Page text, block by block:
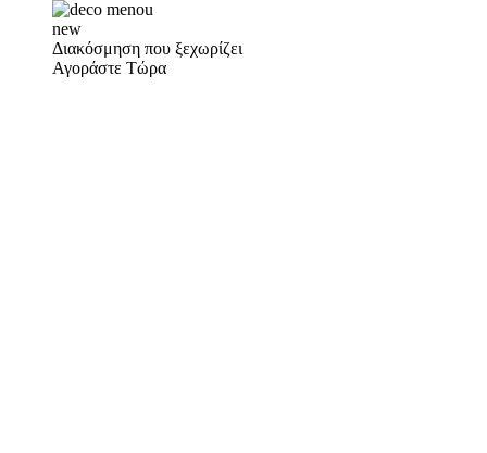
new
Διακόσμηση που ξεχωρίζει
Αγοράστε Τώρα